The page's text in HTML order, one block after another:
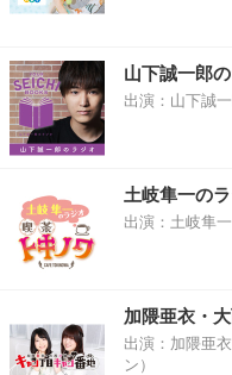
山下誠一郎
出演：山下誠
土岐隼一の
出演：土岐隼一
加隈亜衣・
出演：加隈亜
ン）